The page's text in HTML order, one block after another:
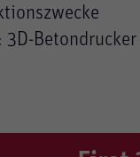
3D-Betondrucker
unserer